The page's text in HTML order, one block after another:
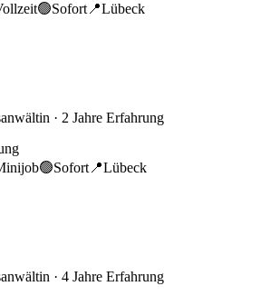
🟢Sofort 📍Lübeck
· 2 Jahre Erfahrung
🟢Sofort 📍Lübeck
· 4 Jahre Erfahrung